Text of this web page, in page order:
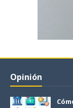
Opinión